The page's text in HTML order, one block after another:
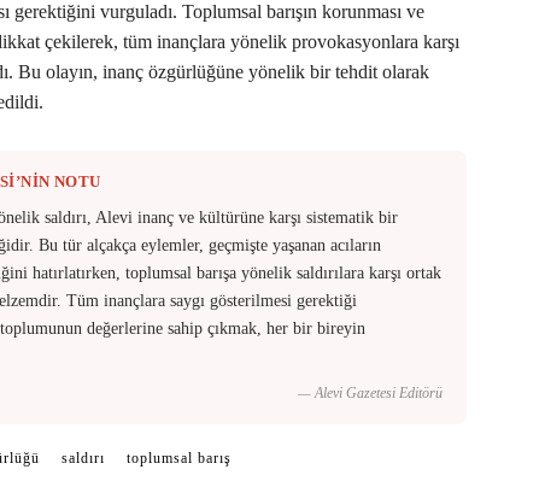
gerektiğini vurguladı. Toplumsal barışın korunması ve
çekilerek, tüm inançlara yönelik provokasyonlara karşı
Bu olayın, inanç özgürlüğüne yönelik bir tehdit olarak
NOTU
saldırı, Alevi inanç ve kültürüne karşı sistematik bir
Bu tür alçakça eylemler, geçmişte yaşanan acıların
hatırlatırken, toplumsal barışa yönelik saldırılara karşı ortak
Tüm inançlara saygı gösterilmesi gerektiği
değerlerine sahip çıkmak, her bir bireyin
— Alevi Gazetesi Editörü
saldırı toplumsal barış